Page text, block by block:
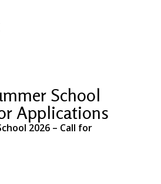
School
Applications
2026 – Call for